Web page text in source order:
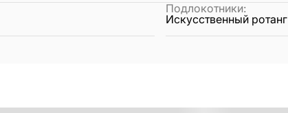
Подлокотники:
Искусственный ротанг